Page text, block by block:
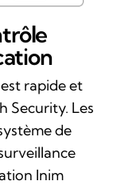
rapide et
Security. Les
de
Inim